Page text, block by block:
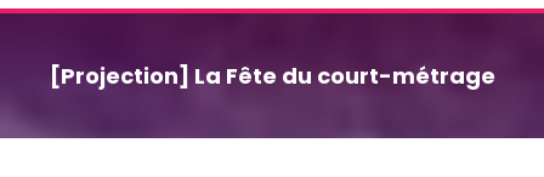
[Projection] La Fête du court-métrage